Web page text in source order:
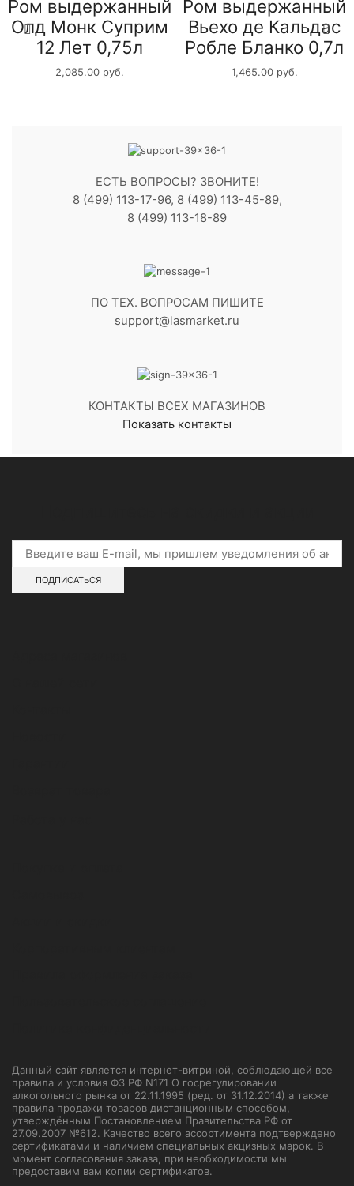
Ром выдержанный
Олд Монк Суприм
12 Лет 0,75л
2,085.00 руб.
Ром выдержанный
Вьехо де Кальдас
Робле Бланко 0,7л
1,465.00 руб.
ЕСТЬ ВОПРОСЫ? ЗВОНИТЕ!
8 (499) 113-17-96, 8 (499) 113-45-89,
8 (499) 113-18-89
ПО ТЕХ. ВОПРОСАМ ПИШИТЕ
support@lasmarket.ru
КОНТАКТЫ ВСЕХ МАГАЗИНОВ
Показать контакты
Данный сайт является интернет-витриной, соблюдающей все
правила и условия ФЗ РФ N171 О госрегулировании
алкогольного рынка от 22.11.1995 (ред. от 31.12.2014) а также
правила продажи товаров дистанционным способом,
утверждённым Постановлением Правительства РФ от
27.09.2007 №612. Качество всего ассортимента подтверждено
сертификатами и наличием специальных акцизных марок. В
момент согласования заказа, при необходимости мы
предоставим вам копии сертификатов.